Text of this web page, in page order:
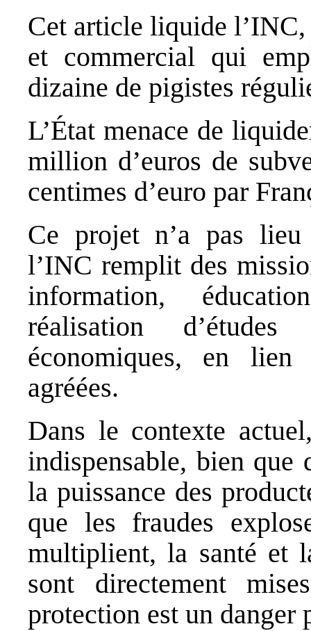
Cet article liquide
et commercial qui
dizaine de pigistes
L’État menace de
million d’euros de
centimes d’euro par
Ce projet n’a pas lieu
l’INC remplit des
information,
réalisation
économiques, en
agréées.
Dans le contexte
indispensable, bien que
la puissance des
que les fraudes
multiplient, la santé et
sont directement
protection est un danger